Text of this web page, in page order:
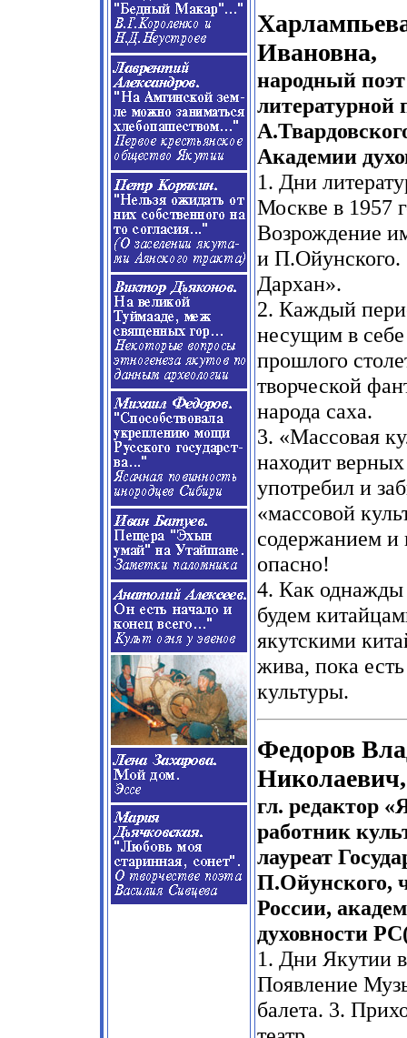
Ивановна,
народный
литературной
Академии
1. Дни
Москве в 1957
Возрождение
и П.Ойунского.
Дархан».
2. Каждый
несущим в себе
прошлого
творческой
народа саха.
3. «Массовая
находит
употребил и
«массовой
содержанием и
опасно!
4. Как однажды
будем
якутскими
жива, пока
культуры.
Федоров
Николаевич,
гл. редактор
работник
лауреат
П.Ойунского,
России,
духовности
1. Дни Якутии
Появление
балета. 3.